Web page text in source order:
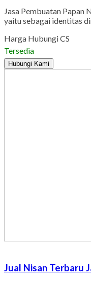
Jasa Pembuatan Papan
yaitu sebagai identitas
Harga Hubungi CS
Tersedia
Hubungi Kami
Jual Nisan Terbaru